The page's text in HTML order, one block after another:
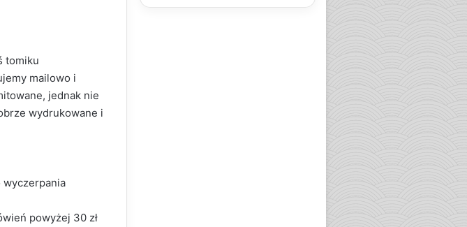
tomiku
mailowo i
jednak nie
wydrukowane i
wyczerpania
powyżej 30 zł